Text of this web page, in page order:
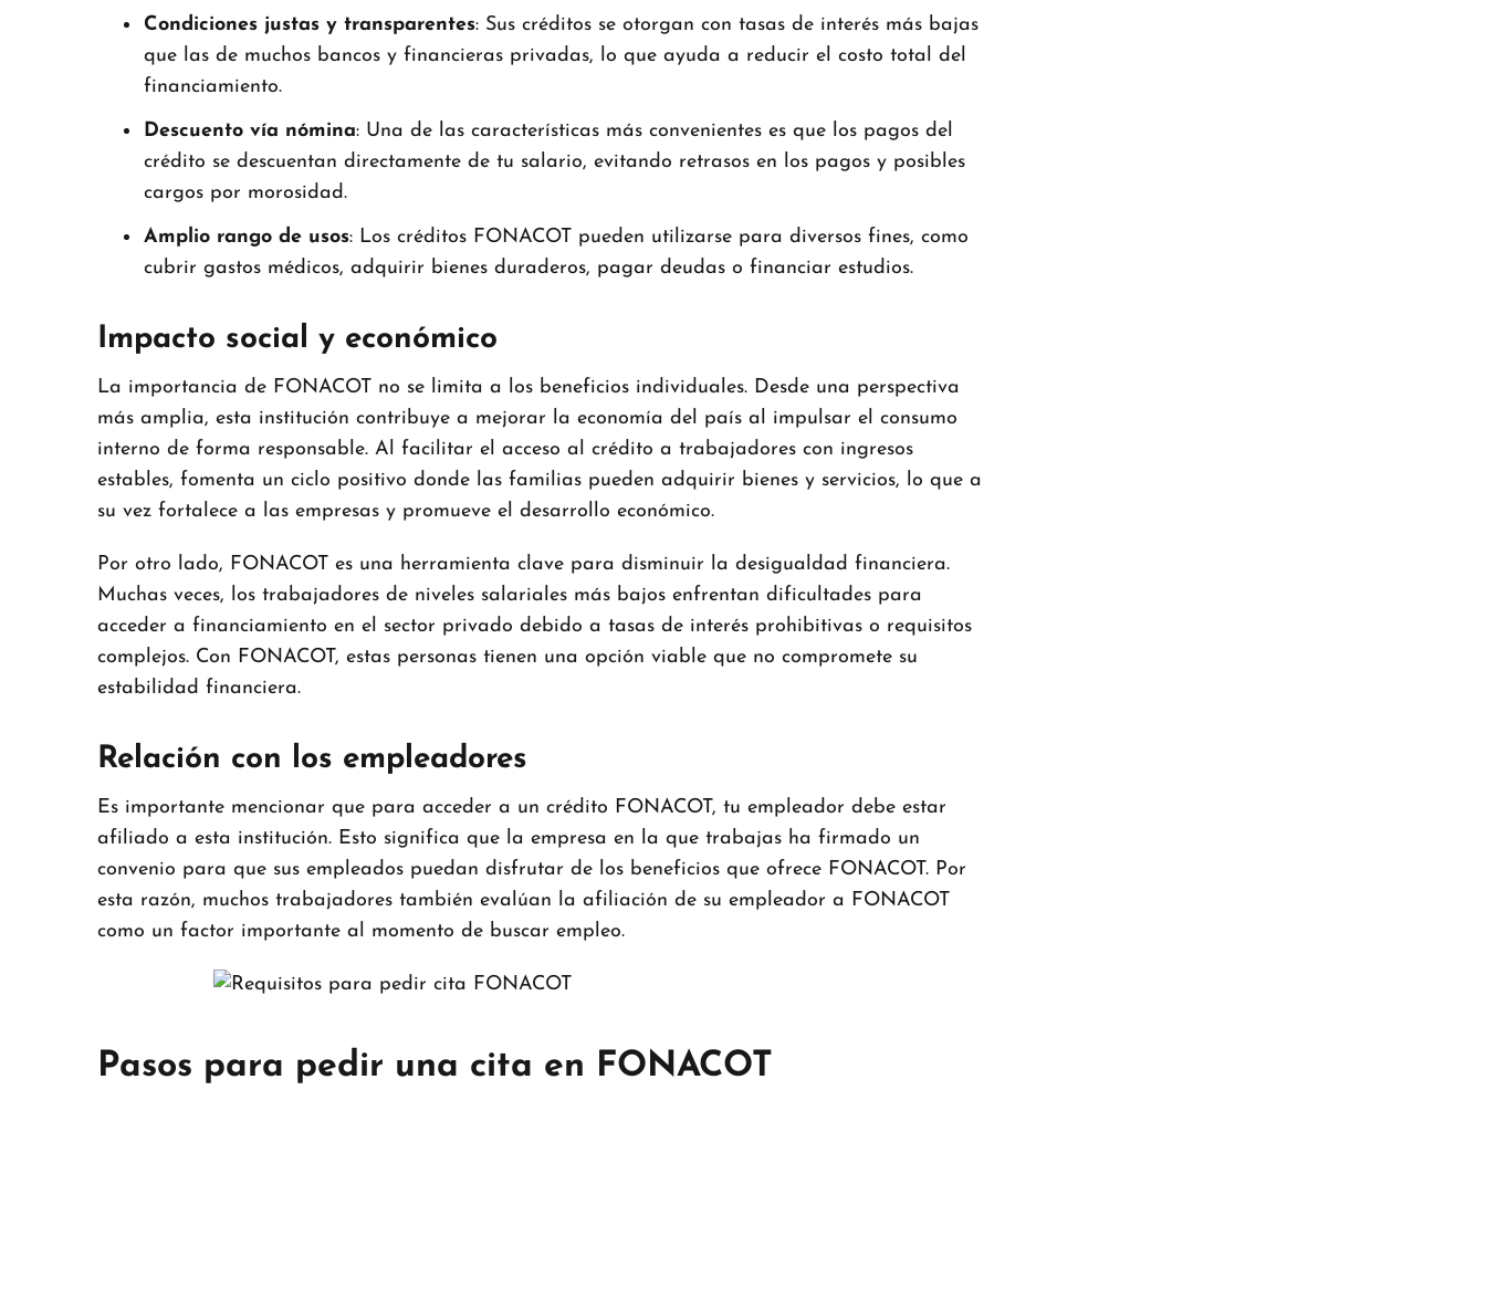
Condiciones justas y transparentes: Sus créditos se otorgan con tasas de interés más bajas
que las de muchos bancos y financieras privadas, lo que ayuda a reducir el costo total del
financiamiento.
Descuento vía nómina: Una de las características más convenientes es que los pagos del
crédito se descuentan directamente de tu salario, evitando retrasos en los pagos y posibles
cargos por morosidad.
Amplio rango de usos: Los créditos FONACOT pueden utilizarse para diversos fines, como
cubrir gastos médicos, adquirir bienes duraderos, pagar deudas o financiar estudios.
Impacto social y económico
La importancia de FONACOT no se limita a los beneficios individuales. Desde una perspectiva
más amplia, esta institución contribuye a mejorar la economía del país al impulsar el consumo
interno de forma responsable. Al facilitar el acceso al crédito a trabajadores con ingresos
estables, fomenta un ciclo positivo donde las familias pueden adquirir bienes y servicios, lo que a
su vez fortalece a las empresas y promueve el desarrollo económico.
Por otro lado, FONACOT es una herramienta clave para disminuir la desigualdad financiera.
Muchas veces, los trabajadores de niveles salariales más bajos enfrentan dificultades para
acceder a financiamiento en el sector privado debido a tasas de interés prohibitivas o requisitos
complejos. Con FONACOT, estas personas tienen una opción viable que no compromete su
estabilidad financiera.
Relación con los empleadores
Es importante mencionar que para acceder a un crédito FONACOT, tu empleador debe estar
afiliado a esta institución. Esto significa que la empresa en la que trabajas ha firmado un
convenio para que sus empleados puedan disfrutar de los beneficios que ofrece FONACOT. Por
esta razón, muchos trabajadores también evalúan la afiliación de su empleador a FONACOT
como un factor importante al momento de buscar empleo.
Pasos para pedir una cita en FONACOT